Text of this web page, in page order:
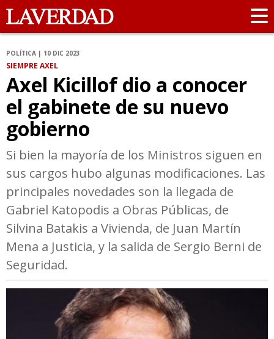
POLÍTICA | 10 DIC 2023
SIEMPRE AXEL
Axel Kicillof dio a conocer
el gabinete de su nuevo
gobierno
Si bien la mayoría de los Ministros siguen en
sus cargos hubo algunas modificaciones. Las
principales novedades son la llegada de
Gabriel Katopodis a Obras Públicas, de
Silvina Batakis a Vivienda, de Juan Martín
Mena a Justicia, y la salida de Sergio Berni de
Seguridad.